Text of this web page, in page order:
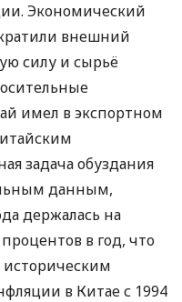
Экономический
внешний
силу и сырьё
имел в экспортном
задача обуздания
данным,
держалась на
в год, что
историческим
в Китае с 1994